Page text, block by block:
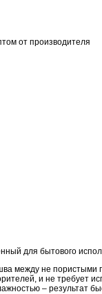
от производителя
для бытового
между не
и не требует
– результат